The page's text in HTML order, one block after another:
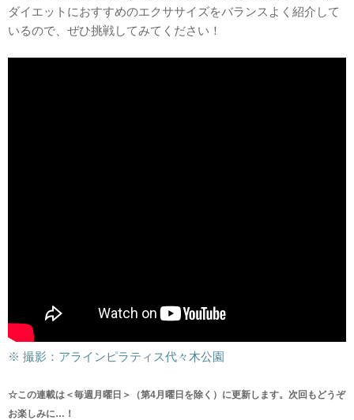
ダイエットにおすすめのエクササイズをバランスよく紹介して
いるので、ぜひ挑戦してみてください！
※ 撮影：アラインピラティス代々木公園
☆この連載は＜毎週月曜日＞（第4月曜日を除く）に更新します。次回もどうぞ
お楽しみに…！